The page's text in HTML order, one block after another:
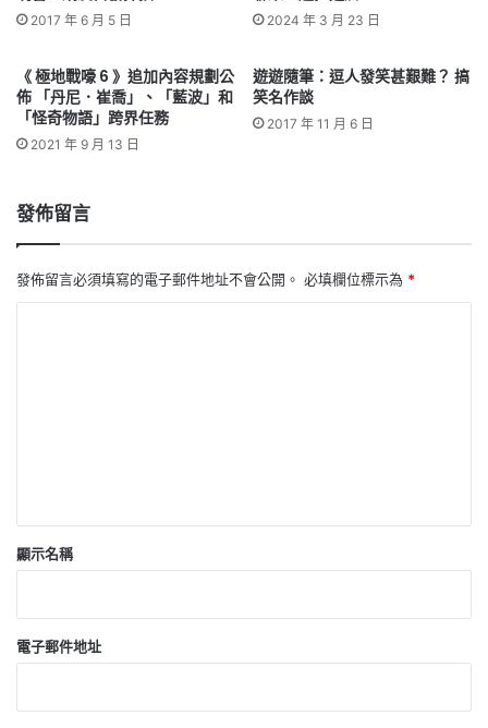
2017 年 6 月 5 日 2024 年 3 月 23 日
《 極地戰嚎 6 》追加內容規劃公
佈 「丹尼．崔喬」、「藍波」和
「怪奇物語」跨界任務
2021 年 9 月 13 日
遊遊隨筆：逗人發笑甚艱難？ 搞
笑名作談
2017 年 11 月 6 日
發佈留言
發佈留言必須填寫的電子郵件地址不會公開。 必填欄位標示為 *
顯示名稱
電子郵件地址